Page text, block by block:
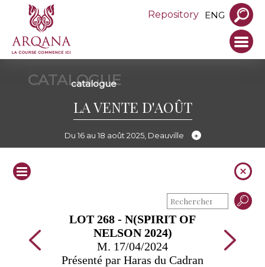
Repository ENG
CATALOGUE
catalogue
LA VENTE D'AOÛT
Du 16 au 18 août 2025, Deauville
LOT 268 - N(SPIRIT OF
NELSON 2024)
M. 17/04/2024
Présenté par Haras du Cadran